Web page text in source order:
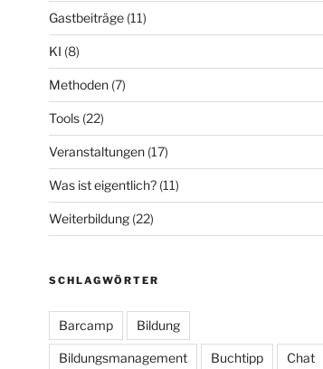
Gastbeiträge(11)
KI (8)
Methoden(7)
Tools(22)
Veranstaltungen(17)
Was ist eigentlich?(11)
Weiterbildung(22)
SCHLAGWÖRTER
Barcamp Bildung
Bildungsmanagement Buchtipp Chat